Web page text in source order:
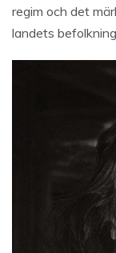
regim och det
landets